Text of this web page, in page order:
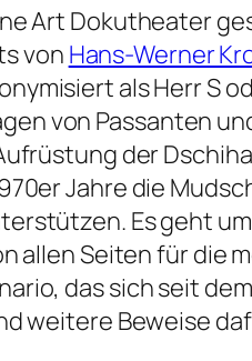
Art Dokutheater
vonHans-Werner
als Herr S
von Passanten
der
Jahre die
Es geht
allen Seiten für die
das sich seit
weitere Beweise